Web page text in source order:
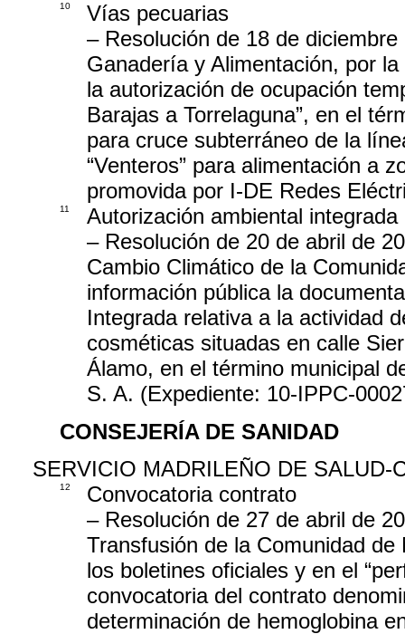
10
Vías pecuarias
– Resolución de 18 de
Ganadería y Alimentación, por
la autorización de ocupación
Barajas a Torrelaguna”, en el
para cruce subterráneo de la
“Venteros” para alimentación a
promovida por I-DE Redes
11
Autorización ambiental integrada
– Resolución de 20 de abril de
Cambio Climático de la
información pública la
Integrada relativa a la actividad
cosméticas situadas en calle
Álamo, en el término municipal
S. A. (Expediente: 10-IPPC-
CONSEJERÍA DE SANIDAD
SERVICIO MADRILEÑO DE SALUD-
12
Convocatoria contrato
– Resolución de 27 de abril de
Transfusión de la Comunidad
los boletines oficiales y en el
convocatoria del contrato
determinación de hemoglobina